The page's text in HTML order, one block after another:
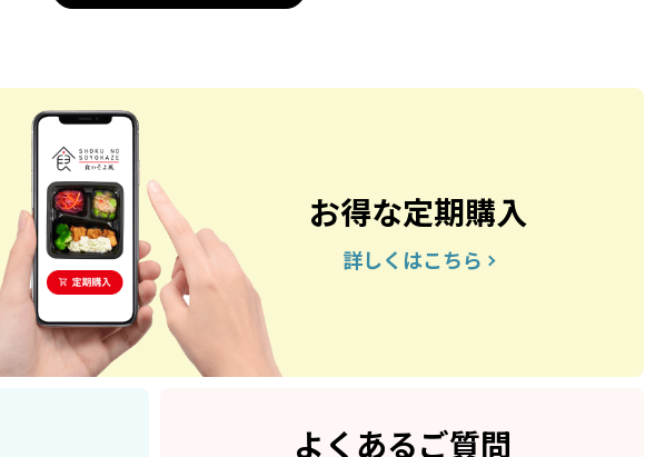
お得な定期購入
詳しくはこちら
よくあるご質問